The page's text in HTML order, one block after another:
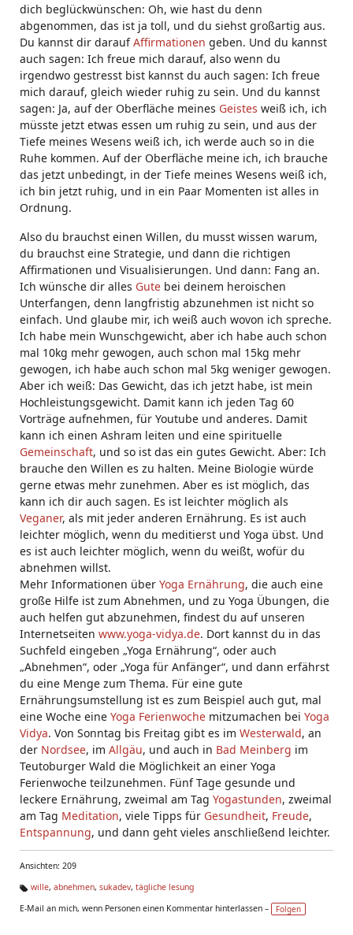
dich beglückwünschen: Oh, wie hast du denn
abgenommen, das ist ja toll, und du siehst großartig aus.
Du kannst dir daraufAffirmationen geben. Und du kannst
auch sagen: Ich freue mich darauf, also wenn du
irgendwo gestresst bist kannst du auch sagen: Ich freue
mich darauf, gleich wieder ruhig zu sein. Und du kannst
sagen: Ja, auf der Oberfläche meines Geistes weiß ich, ich
müsste jetzt etwas essen um ruhig zu sein, und aus der
Tiefe meines Wesens weiß ich, ich werde auch so in die
Ruhe kommen. Auf der Oberfläche meine ich, ich brauche
das jetzt unbedingt, in der Tiefe meines Wesens weiß ich,
ich bin jetzt ruhig, und in ein Paar Momenten ist alles in
Ordnung.
Also du brauchst einen Willen, du musst wissen warum,
du brauchst eine Strategie, und dann die richtigen
Affirmationen und Visualisierungen. Und dann: Fang an.
Ich wünsche dir alles Gute bei deinem heroischen
Unterfangen, denn langfristig abzunehmen ist nicht so
einfach. Und glaube mir, ich weiß auch wovon ich spreche.
Ich habe mein Wunschgewicht, aber ich habe auch schon
mal 10kg mehr gewogen, auch schon mal 15kg mehr
gewogen, ich habe auch schon mal 5kg weniger gewogen.
Aber ich weiß: Das Gewicht, das ich jetzt habe, ist mein
Hochleistungsgewicht. Damit kann ich jeden Tag 60
Vorträge aufnehmen, für Youtube und anderes. Damit
kann ich einen Ashram leiten und eine spirituelle
Gemeinschaft, und so ist das ein gutes Gewicht. Aber: Ich
brauche den Willen es zu halten. Meine Biologie würde
gerne etwas mehr zunehmen. Aber es ist möglich, das
kann ich dir auch sagen. Es ist leichter möglich als
Veganer, als mit jeder anderen Ernährung. Es ist auch
leichter möglich, wenn du meditierst und Yoga übst. Und
es ist auch leichter möglich, wenn du weißt, wofür du
abnehmen willst.
Mehr Informationen über Yoga Ernährung, die auch eine
große Hilfe ist zum Abnehmen, und zu Yoga Übungen, die
auch helfen gut abzunehmen, findest du auf unseren
Internetseiten www.yoga-vidya.de. Dort kannst du in das
Suchfeld eingeben „Yoga Ernährung“, oder auch
„Abnehmen“, oder „Yoga für Anfänger“, und dann erfährst
du eine Menge zum Thema. Für eine gute
Ernährungsumstellung ist es zum Beispiel auch gut, mal
eine Woche eine Yoga Ferienwoche mitzumachen bei Yoga
Vidya. Von Sonntag bis Freitag gibt es im Westerwald, an
der Nordsee, im Allgäu, und auch in Bad Meinberg im
Teutoburger Wald die Möglichkeit an einer Yoga
Ferienwoche teilzunehmen. Fünf Tage gesunde und
leckere Ernährung, zweimal am Tag Yogastunden, zweimal
am Tag Meditation, viele Tipps für Gesundheit, Freude,
Entspannung, und dann geht vieles anschließend leichter.
Ansichten: 209
g
wille, abnehmen, sukadev, tägliche lesung
E-Mail an mich, wenn Personen einen Kommentar hinterlassen –
Folgen